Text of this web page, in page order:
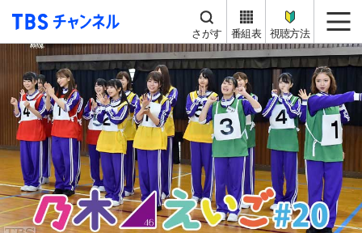
TBS チャンネル
さがす 番組表 視聴方法